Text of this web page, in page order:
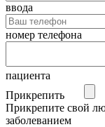
ввода
номер телефона
пациента
Прикрепить
Прикрепите свой
заболеванием